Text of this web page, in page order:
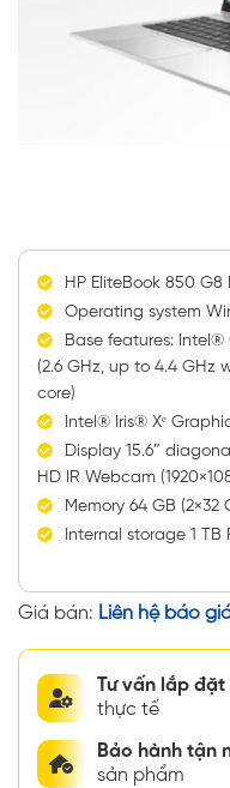
HP EliteBook 850
Operating system
Base features: Intel®
(2.6 GHz, up to 4.4 GHz
core)
Intel® Iris® Xᵉ
Display 15.6″
HD IR Webcam
Memory 64 GB (2×32
Internal storage 1 TB
Giá bán: Liên hệ báo
Tư vấn lắp đặt
thực tế
Bảo hành tận
sản phẩm